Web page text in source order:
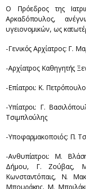
Ο Πρόεδρος της
Αρκαδόπουλος,
υγειονομικών, ως
-Γενικός Αρχίατρος: Γ.
-Αρχίατρος Καθηγητής
-Επίατροι: Κ.
-Υπίατροι: Γ.
Τσιμπλούλης
-Υποφαρμακοποιός: Π.
-Ανθυπίατροι: Μ.
Δήμου, Γ. Ζούβας,
Κωνσταντόπαις, Ν.
Μπουράκης, Μ.